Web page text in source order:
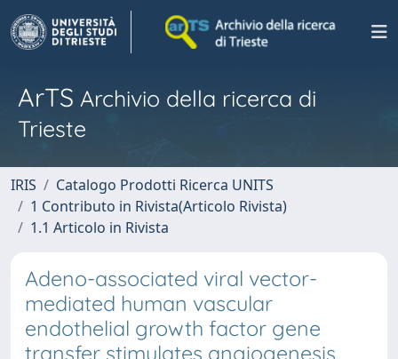
ArTS Archivio della ricerca di
Trieste
IRIS
Catalogo Prodotti Ricerca UNITS
1 Contributo in Rivista(Articolo Rivista)
1.1 Articolo in Rivista
Adeno-associated viral vector-
mediated human vascular
endothelial growth factor gene
transfer stimulates angiogenesis